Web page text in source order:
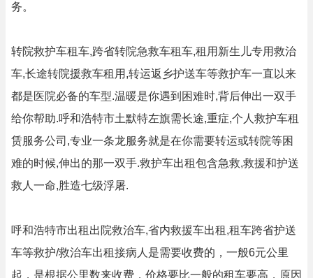
务。
转院救护车租车,跨省转院急救车租车,租用新生儿专用救治
车,长途转院援救车租用,转运返乡护送车等救护车一直以来
都是医院必备的车型.温暖是你遇到困难时,背后伸出一双手
给你帮助.呼和浩特市土默特左旗需长途,重症,个人救护车租
赁服务公司,专业一条龙服务就是在你需要转运或转院等困
难的时候,伸出的那一双手.救护车出租包含急救,救援和护送
救人一命,胜造七级浮屠.
呼和浩特市出租出院救治车,省内救援车出租,租车跨省护送
车等救护/救治车出租接病人是需要收费的，一般6元公里
起，是根据公里数来收费，价格要比一般的租车要高，原因